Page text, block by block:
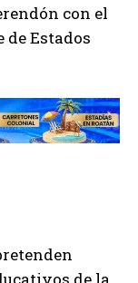
con el
Estados